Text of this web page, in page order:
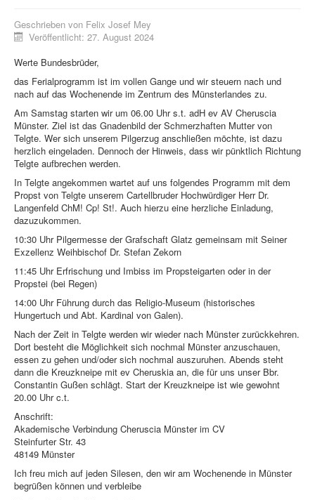
Geschrieben von Felix Josef Mey
Veröffentlicht: 27. August 2024
Werte Bundesbrüder,
das Ferialprogramm ist im vollen Gange und wir steuern nach und
nach auf das Wochenende im Zentrum des Münsterlandes zu.
Am Samstag starten wir um 06.00 Uhr s.t. adH ev AV Cheruscia
Münster. Ziel ist das Gnadenbild der Schmerzhaften Mutter von
Telgte. Wer sich unserem Pilgerzug anschließen möchte, ist dazu
herzlich eingeladen. Dennoch der Hinweis, dass wir pünktlich Richtung
Telgte aufbrechen werden.
In Telgte angekommen wartet auf uns folgendes Programm mit dem
Propst von Telgte unserem Cartellbruder Hochwürdiger Herr Dr.
Langenfeld ChM! Cp! St!. Auch hierzu eine herzliche Einladung,
dazuzukommen.
10:30 Uhr Pilgermesse der Grafschaft Glatz gemeinsam mit Seiner
Exzellenz Weihbischof Dr. Stefan Zekorn
11:45 Uhr Erfrischung und Imbiss im Propsteigarten oder in der
Propstei (bei Regen)
14:00 Uhr Führung durch das Religio-Museum (historisches
Hungertuch und Abt. Kardinal von Galen).
Nach der Zeit in Telgte werden wir wieder nach Münster zurückkehren.
Dort besteht die Möglichkeit sich nochmal Münster anzuschauen,
essen zu gehen und/oder sich nochmal auszuruhen. Abends steht
dann die Kreuzkneipe mit ev Cheruskia an, die für uns unser Bbr.
Constantin Gußen schlägt. Start der Kreuzkneipe ist wie gewohnt
20.00 Uhr c.t.
Anschrift:
Akademische Verbindung Cheruscia Münster im CV
Steinfurter Str. 43
48149 Münster
Ich freu mich auf jeden Silesen, den wir am Wochenende in Münster
begrüßen können und verbleibe